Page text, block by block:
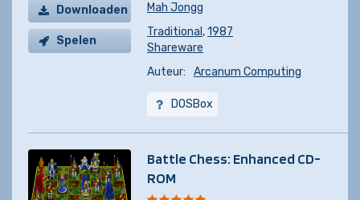
Downloaden
Spelen
Mah Jongg
Traditional ,1987
Shareware
Auteur:
Arcanum Computing
DOSBox
Battle Chess: Enhanced CD-
ROM